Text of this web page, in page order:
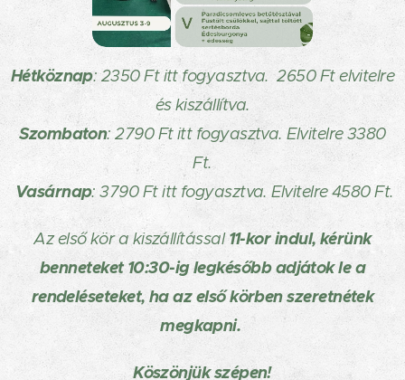
Hétköznap: 2350Ft itt fogyasztva. 2650Ft elvitelre
és kiszállítva.
Szombaton: 2790 Ft itt fogyasztva.Elvitelre 3380
Ft.
Vasárnap: 3790 Ft itt fogyasztva. Elvitelre 4580 Ft.
Az első kör a kiszállítással11-kor indul, kérünk
benneteket 10:30-ig legkésőbb adjátok le a
rendeléseteket, ha az első körben szeretnétek
megkapni.
Köszönjük szépen!